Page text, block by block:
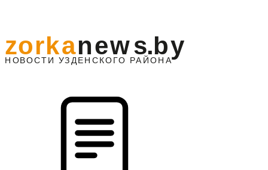
НО ВОСТИ УЗДЕНС КО ГО РАЙОНА
zorkanews.by